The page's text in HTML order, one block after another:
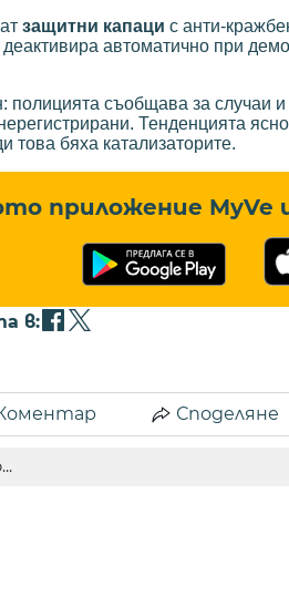
защитни капаци с анти-
автоматично при
полицията съобщава за случаи
Тенденцията
това бяха катализаторите.
приложение MyVe
в:
Споделяне